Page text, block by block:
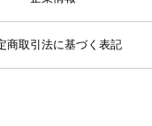
商取引法に基づく表記